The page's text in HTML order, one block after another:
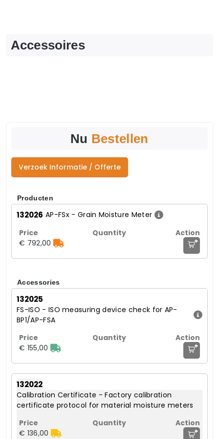
Accessoires
Nu Bestellen
Verzoek Informatie / Offerte
Producten
132026 AP-FSx - Grain Moisture Meter
€ 792,00 +
Accessories
132025
FS-ISO - ISO measuring device check for AP-
BP1/AP-FSA
€ 155,00 +
132022
Calibration Certificate - Factory calibration
certificate protocol for material moisture meters
€ 136,00 +